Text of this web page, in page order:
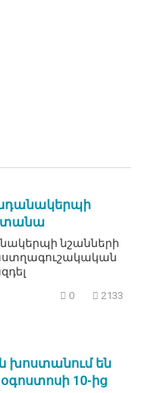
նշանների
0 2133
խոստանում են
10-ից